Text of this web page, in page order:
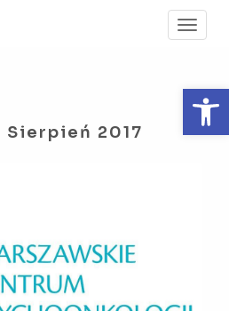
Sierpień 2017